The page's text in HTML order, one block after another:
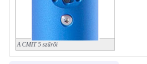
A CMIT 5 szűrői